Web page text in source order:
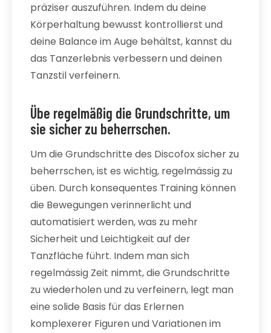
präziser auszuführen. Indem du deine
Körperhaltung bewusst kontrollierst und
deine Balance im Auge behältst, kannst du
das Tanzerlebnis verbessern und deinen
Tanzstil verfeinern.
Übe regelmäßig die Grundschritte, um
sie sicher zu beherrschen.
Um die Grundschritte des Discofox sicher zu
beherrschen, ist es wichtig, regelmässig zu
üben. Durch konsequentes Training können
die Bewegungen verinnerlicht und
automatisiert werden, was zu mehr
Sicherheit und Leichtigkeit auf der
Tanzfläche führt. Indem man sich
regelmässig Zeit nimmt, die Grundschritte
zu wiederholen und zu verfeinern, legt man
eine solide Basis für das Erlernen
komplexerer Figuren und Variationen im